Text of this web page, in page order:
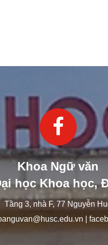
Khoa Ngữ văn
học Khoa học,
Tầng 3, nhà F, 77 Nguyễn